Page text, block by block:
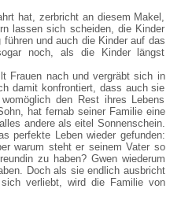
hat, zerbricht an diesem Makel,
lassen sich scheiden, die Kinder
und auch die Kinder auf das
noch, als die Kinder längst
Frauen nach und vergräbt sich in
damit konfrontiert, dass auch sie
den Rest ihres Lebens
hat fernab seiner Familie eine
andere als eitel Sonnenschein.
perfekte Leben wieder gefunden:
warum steht er seinem Vater so
zu haben? Gwen wiederum
Doch als sie endlich ausbricht
verliebt, wird die Familie von